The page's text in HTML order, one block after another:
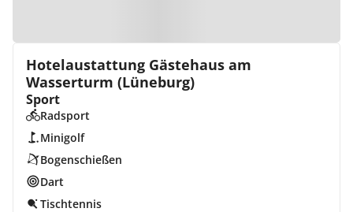
Hotelaustattung Gästehaus am
Wasserturm (Lüneburg)
Sport
Radsport
Minigolf
Bogenschießen
Dart
Tischtennis